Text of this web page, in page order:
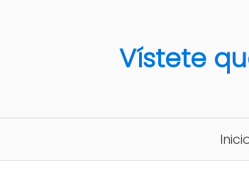
Vístete